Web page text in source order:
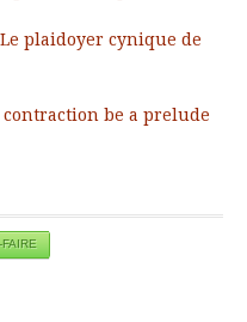
plaidoyer cynique de
be a prelude